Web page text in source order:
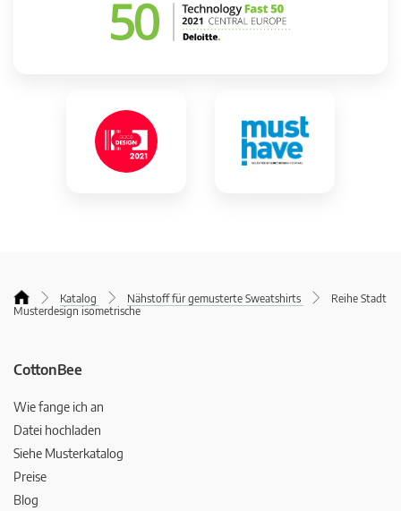
Katalog Nähstoff für gemusterte Sweatshirts
Reihe Stadt
Musterdesign isometrische
CottonBee
Wie fange ich an
Datei hochladen
Siehe Musterkatalog
Preise
Blog